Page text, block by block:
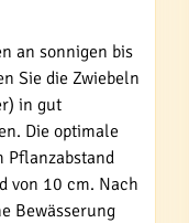
an sonnigen bis
Sie die Zwiebeln
in gut
Die optimale
Pflanzabstand
von 10 cm. Nach
Bewässerung